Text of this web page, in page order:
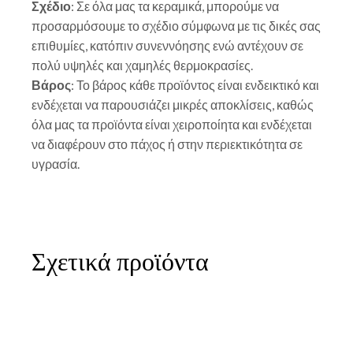
Σχέδιο: Σε όλα μας τα κεραμικά, μπορούμε να
προσαρμόσουμε το σχέδιο σύμφωνα με τις δικές σας
επιθυμίες, κατόπιν συνεννόησης ενώ αντέχουν σε
πολύ υψηλές και χαμηλές θερμοκρασίες.
Βάρος: Το βάρος κάθε προϊόντος είναι ενδεικτικό και
ενδέχεται να παρουσιάζει μικρές αποκλίσεις, καθώς
όλα μας τα προϊόντα είναι χειροποίητα και ενδέχεται
να διαφέρουν στο πάχος ή στην περιεκτικότητα σε
υγρασία.
Σχετικά προϊόντα